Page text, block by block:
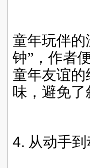
童年玩伴的
钟”，作者
童年友谊
味，避免了
4. 从动手